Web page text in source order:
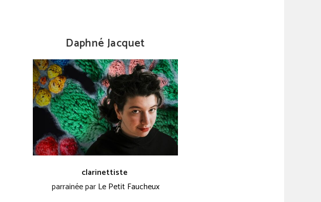
Daphné Jacquet
clarinettiste
parrainée parLe Petit Faucheux